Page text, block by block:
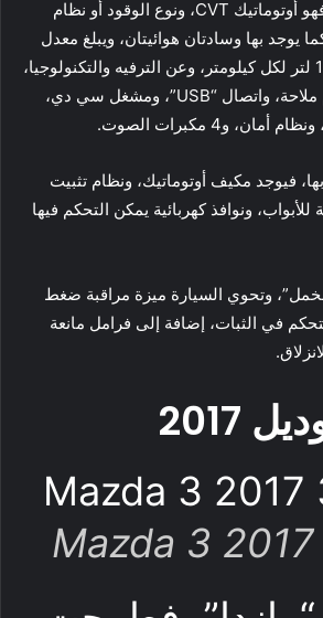
وعن ناقل الحركة فيها فهو أوتوماتيك CVT، ونوع الوقود أو نظام
يوجد بها وسادتان هوائيتان، ويبلغ معدل
استهلاك الوقود بها 18.4 لتر لكل كيلومتر، وعن الترفيه والتكنولوجيا،
توفر هذه السيارة نظام ملاحة، واتصال “USB”، ومشغل سي دي،
فيوجد مكيف أوتوماتيك، ونظام تثبيت
ونوافذ كهربائية يمكن التحكم فيها
وتحوي السيارة ميزة مراقبة ضغط
في الثبات، إضافة إلى فرامل مانعة